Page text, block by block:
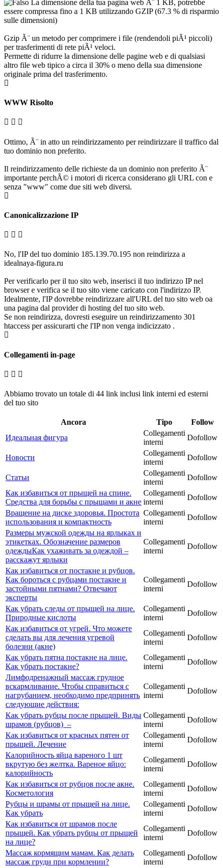
La dimensione della tua pagina web Ã¨ 1 KB, potrebbe
essere compressa fino a 1 KB utilizzando GZIP (67.3 % di risparmio
sulle dimensioni)
Gzip Ã¨ un metodo per comprimere i file (rendendoli piÃ¹ piccoli)
per trasferimenti di rete piÃ¹ veloci.
Permette di ridurre la dimensione delle pagine web e di qualsiasi
altro file web tipico a circa il 30% o meno della sua dimensione
originale prima del trasferimento.
WWW Risolto
Ottimo, Ã¨ in atto un reindirizzamento per reindirizzare il traffico dal
tuo dominio non preferito.
Il reindirizzamento delle richieste da un dominio non preferito Ã¨
importante perchÃ© i motori di ricerca considerano gli URL con e
senza "www" come due siti web diversi.
Canonicalizzazione IP
No, l'IP del tuo dominio 185.139.70.195 non reindirizza a
idealnaya-figura.ru
Per verificarlo per il tuo sito web, inserisci il tuo indirizzo IP nel
browser e verifica se il tuo sito viene caricato con l'indirizzo IP.
Idealmente, l'IP dovrebbe reindirizzare all'URL del tuo sito web oa
una pagina dal provider di hosting del tuo sito web.
Se non reindirizza, dovresti eseguire un reindirizzamento 301
htaccess per assicurarti che l'IP non venga indicizzato .
Collegamenti in-page
Abbiamo trovato un totale di 44 link inclusi link interni ed esterni
del tuo sito
Ancora Tipo
Follow
Идеальная фигура
Collegamenti
interni
Dofollow
Новости
Collegamenti
interni
Dofollow
Статьи
Collegamenti
interni
Dofollow
Как избавиться от прыщей на спине.
Средства для борьбы с прыщами и акне
Collegamenti
interni
Dofollow
Вращение на диске здоровья. Простота
использования и компактность
Collegamenti
interni
Dofollow
Размеры мужской одежды на ярлыках и
этикетках. Обозначение размеров
одеждыКак ухаживать за одеждой –
расскажут ярлыки
Collegamenti
interni
Dofollow
Как избавиться от постакне и рубцов.
Как бороться с рубцами постакне и
застойными пятнами? Отвечают
эксперты
Collegamenti
interni
Dofollow
Как убрать следы от прыщей на лице.
Природные кислоты
Collegamenti
interni
Dofollow
Как избавиться от угрей. Что можете
сделать вы для лечения угревой
болезни (акне)
Collegamenti
interni
Dofollow
Как убрать пятна постакне на лице.
Как убрать постакне?
Collegamenti
interni
Dofollow
Лимфодренажный массаж грудное
вскармливание. Чтобы справиться с
нагрубанием, необходимо предпринять
следующие действия:
Collegamenti
interni
Dofollow
Как убрать рубцы после прыщей. Виды
шрамов (рубцов) –
Collegamenti
interni
Dofollow
Как избавиться от красных пятен от
прыщей. Лечение
Collegamenti
interni
Dofollow
Калорийность яйца вареного 1 шт
вкрутую без желтка. Вареное яйцо:
калорийность
Collegamenti
interni
Dofollow
Как избавиться от рубцов после акне.
Косметология
Collegamenti
interni
Dofollow
Рубцы и шрамы от прыщей на лице.
Как убрать
Collegamenti
interni
Dofollow
Как избавиться от шрамов после
прыщей. Как убрать рубцы от прыщей
на лице?
Collegamenti
interni
Dofollow
Массаж кормящим мамам. Как делать
массаж груди при кормлении?
Collegamenti
interni
Dofollow